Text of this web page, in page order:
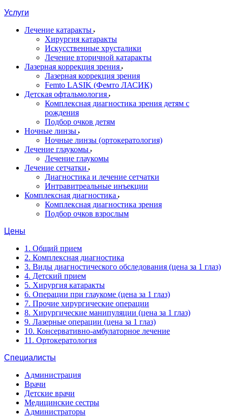
Услуги
Лечение катаракты
Хирургия катаракты
Искусственные хрусталики
Лечение вторичной катаракты
Лазерная коррекция зрения
Лазерная коррекция зрения
Femto LASIK (Фемто ЛАСИК)
Детская офтальмология
Комплексная диагностика зрения детям c
рождения
Подбор очков детям
Ночные линзы
Ночные линзы (ортокератология)
Лечение глаукомы
Лечение глаукомы
Лечение сетчатки
Диагностика и лечение сетчатки
Интравитреальные инъекции
Комплексная диагностика
Комплексная диагностика зрения
Подбор очков взрослым
Цены
1. Общий прием
2. Комплексная диагностика
3. Виды диагностического обследования (цена за 1 глаз)
4. Детский прием
5. Хирургия катаракты
6. Операции при глаукоме (цена за 1 глаз)
7. Прочие хирургические операции
8. Хирургические манипуляции (цена за 1 глаз)
9. Лазерные операции (цена за 1 глаз)
10. Консервативно-амбулаторное лечение
11. Ортокератология
Специалисты
Администрация
Врачи
Детские врачи
Медицинские сестры
Администраторы